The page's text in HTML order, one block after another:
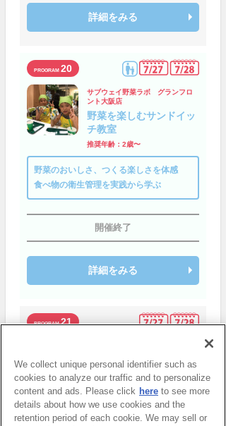
詳細をみる
20
サブウェイ野菜ラボ グランフロ
ント大阪店
野菜を楽しむサンドイッ
チ教室
推奨年齢：2歳〜
野菜のおいしさ、つくる楽しさを体感
食べ物の衛生管理を実践から学ぶ
開催終了
詳細をみる
21
レッツチャレンジ！キッ
ズボルダリング
推奨年齢：小学1年生〜
パズルを解くように頭と身体を使うこと
We collect unique personal identifier such as
cookies to analyze our traffic and to personalize
content and ads. Please click here to see more
details about how we use cookies and the
retention period of each cookie. We may sell or